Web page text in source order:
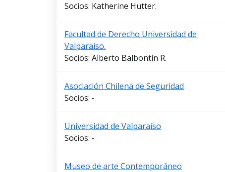
Socios: Katherine Hutter.
Facultad de Derecho Universidad de
Valparaíso.
Socios: Alberto Balbontín R.
Asociación Chilena de Seguridad
Socios: -
Universidad de Valparaíso
Socios: -
Museo de arte Contemporáneo